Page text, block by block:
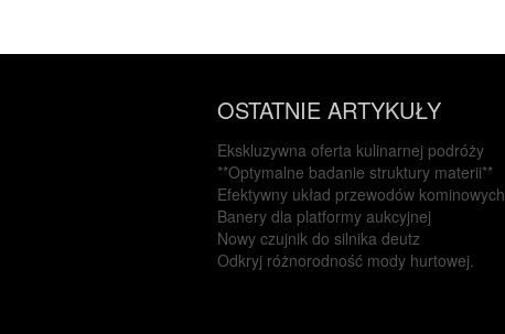
OSTATNIE ARTYKUŁY
Ekskluzywna oferta kulinarnej podróży
**Optymalne badanie struktury materii**
Efektywny układ przewodów kominowych
Banery dla platformy aukcyjnej
Nowy czujnik do silnika deutz
Odkryj różnorodność mody hurtowej.